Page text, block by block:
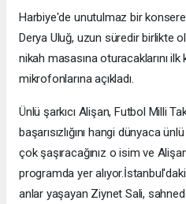
Harbiye'de unutulmaz bir
Derya Uluğ, uzun süredir birlikte
nikah masasına oturacaklarını
mikrofonlarına açıkladı.
Ünlü şarkıcı Alişan, Futbol Milli
başarısızlığını hangi dünyaca
çok şaşıracağınız o isim ve
programda yer
anlar yaşayan Ziynet Sali,